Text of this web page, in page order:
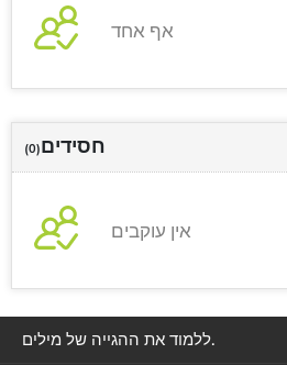
אף אחד
חסידים(0)
אין עוקבים
ללמוד את ההגייה של מילים.